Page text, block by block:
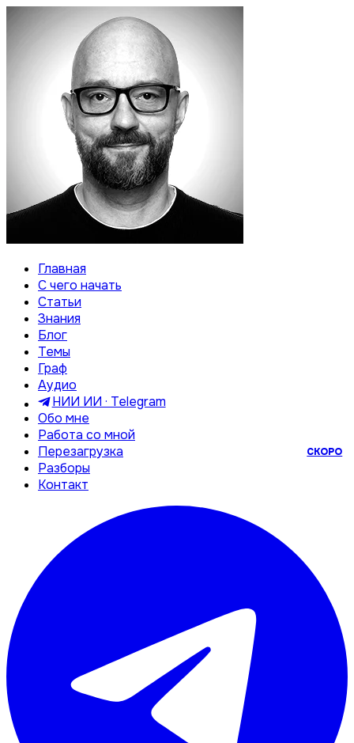
Главная
С чего начать
Статьи
Знания
Блог
Темы
Граф
Аудио
НИИ ИИ · Telegram
Обо мне
Работа со мной
Перезагрузка
СКОРО
Разборы
Контакт